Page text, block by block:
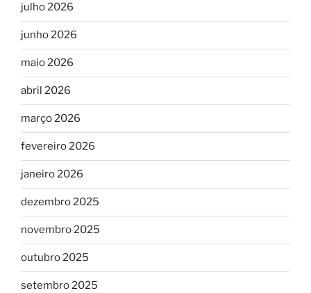
julho 2026
junho 2026
maio 2026
abril 2026
março 2026
fevereiro 2026
janeiro 2026
dezembro 2025
novembro 2025
outubro 2025
setembro 2025